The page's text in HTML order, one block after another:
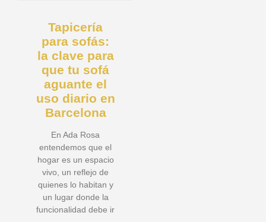
Tapicería
para sofás:
la clave para
que tu sofá
aguante el
uso diario en
Barcelona
En Ada Rosa
entendemos que el
hogar es un espacio
vivo, un reflejo de
quienes lo habitan y
un lugar donde la
funcionalidad debe ir